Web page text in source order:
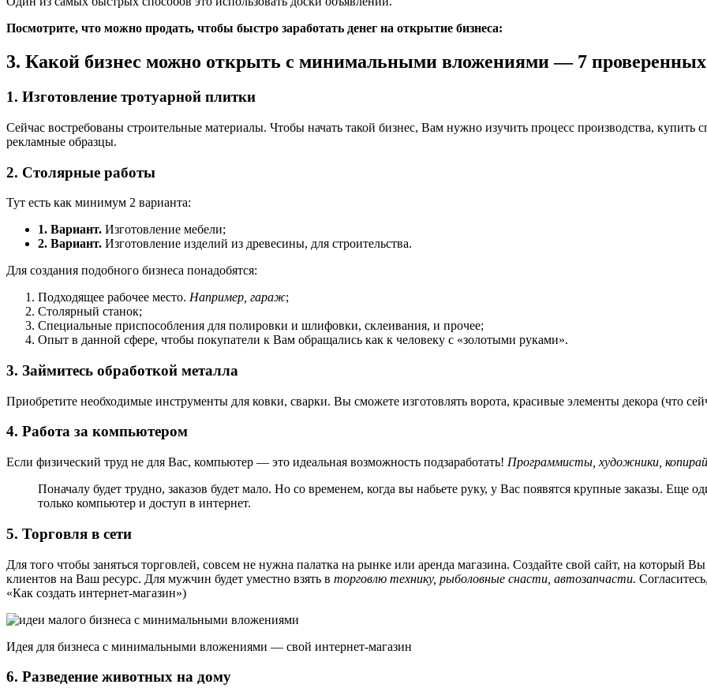
Посмотрите, что можно продать, чтобы быстро заработать денег на открытие бизнеса:
3. Какой бизнес можно открыть с минимальными вложениями — 7
1. Изготовление тротуарной плитки
Сейчас востребованы строительные материалы. Чтобы начать такой бизнес, Вам нужно изучить процесс производства,
рекламные образцы.
2. Столярные работы
Тут есть как минимум 2 варианта:
1. Вариант. Изготовление мебели;
2. Вариант. Изготовление изделий из древесины, для строительства.
Для создания подобного бизнеса понадобятся:
Подходящее рабочее место. Например, гараж;
Столярный станок;
Специальные приспособления для полировки и шлифовки, склеивания, и прочее;
Опыт в данной сфере, чтобы покупатели к Вам обращались как к человеку с «золотыми руками».
3. Займитесь обработкой металла
Приобретите необходимые инструменты для ковки, сварки. Вы сможете изготовлять ворота, красивые элементы декора (что
4. Работа за компьютером
Если физический труд не для Вас, компьютер — это идеальная возможность подзаработать! Программисты, художники,
Поначалу будет трудно, заказов будет мало. Но со временем, когда вы набьете руку, у Вас появятся крупные заказы.
только компьютер и доступ в интернет.
5. Торговля в сети
Для того чтобы заняться торговлей, совсем не нужна палатка на рынке или аренда магазина. Создайте свой сайт, на который
клиентов на Ваш ресурс. Для мужчин будет уместно взять в торговлю технику, рыболовные снасти, автозапчасти.
«Как создать интернет-магазин»)
Идея для бизнеса с минимальными вложениями — свой интернет-магазин
6. Разведение животных на дому